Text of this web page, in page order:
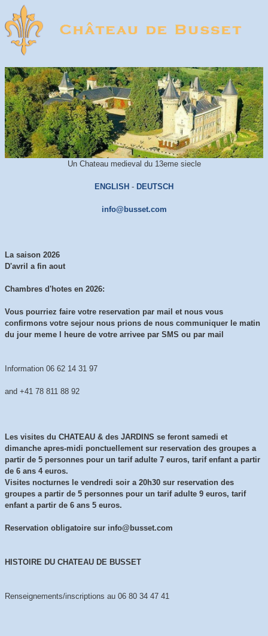
Un Chateau medieval du 13eme siecle
ENGLISH - DEUTSCH
info@busset.com
La saison 2026
D'avril a fin aout
Chambres d'hotes en 2026:
Vous pourriez faire votre reservation par mail et nous vous
confirmons votre sejour nous prions de nous communiquer le matin
du jour meme l heure de votre arrivee par SMS ou par mail
Information 06 62 14 31 97
and +41 78 811 88 92
Les visites du CHATEAU & des JARDINS se feront samedi et
dimanche apres-midi ponctuellement sur reservation des groupes a
partir de 5 personnes pour un tarif adulte 7 euros, tarif enfant a partir
de 6 ans 4 euros.
Visites nocturnes le vendredi soir a 20h30 sur reservation des
groupes a partir de 5 personnes pour un tarif adulte 9 euros, tarif
enfant a partir de 6 ans 5 euros.
Reservation obligatoire sur info@busset.com
HISTOIRE DU CHATEAU DE BUSSET
Renseignements/inscriptions au 06 80 34 47 41